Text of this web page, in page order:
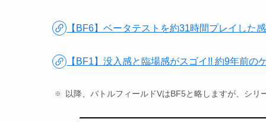
【BF6】ベータテストを約31時間プレイした
【BF1】没入感と臨場感がスゴイ!! 約9年前
以降、バトルフィールドVはBF5と略しますが、シ